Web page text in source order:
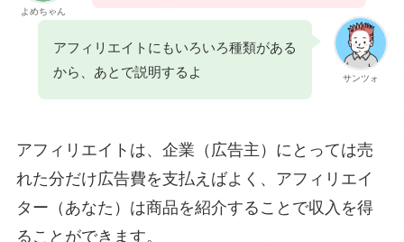
よめちゃん
サンツォ
アフィリエイトにもいろいろ種類がある
から、あとで説明するよ
アフィリエイトは、企業（広告主）にとっては売
れた分だけ広告費を支払えばよく、アフィリエイ
ター（あなた）は商品を紹介することで収入を得
ることができます。